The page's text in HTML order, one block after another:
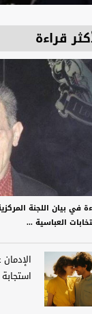
قراءة
في بيان اللجنة
العباسية ...